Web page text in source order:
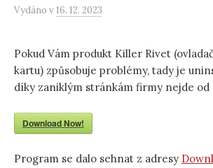
Vydáno v16. 12. 2023
Pokud Vám produkt Killer Rivet
kartu) způsobuje problémy, tady je
díky zaniklým stránkám firmy nejde od
Download Now!
Program se dalo sehnat z adresy